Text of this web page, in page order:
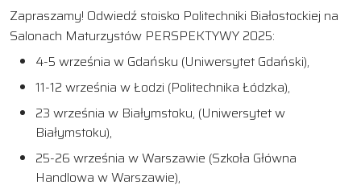
Zapraszamy! Odwiedź stoisko Politechniki Białostockiej na
Salonach Maturzystów PERSPEKTYWY 2025:
4-5 września w Gdańsku (Uniwersytet Gdański),
11-12 września w Łodzi (Politechnika Łódzka),
23 września w Białymstoku, (Uniwersytet w
Białymstoku),
25-26 września w Warszawie (Szkoła Główna
Handlowa w Warszawie),